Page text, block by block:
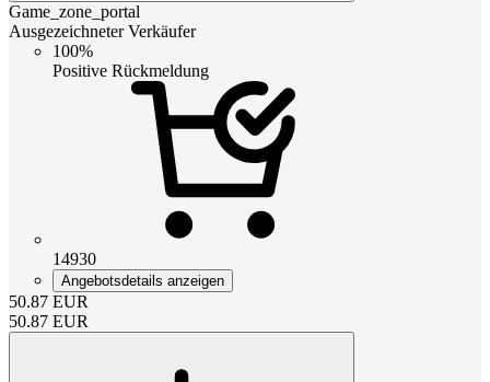
Game_zone_portal
Ausgezeichneter Verkäufer
100%
Positive Rückmeldung
14930
Angebotsdetails anzeigen
50.87 EUR
50.87 EUR